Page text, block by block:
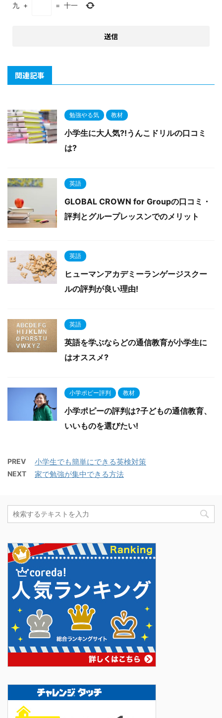
九 + = 十一
関連記事
勉強やる気 教材
小学生に大人気?!うんこドリルの口コミ
は?
英語
GLOBAL CROWN for Groupの口コミ・
評判とグループレッスンでのメリット
英語
ヒューマンアカデミーランゲージスクー
ルの評判が良い理由!
英語
英語を学ぶならどの通信教育が小学生に
はオススメ?
小学ポピー評判 教材
小学ポピーの評判は?子どもの通信教育、
いいものを選びたい!
PREV 小学生でも簡単にできる英検対策
NEXT 家で勉強が集中できる方法